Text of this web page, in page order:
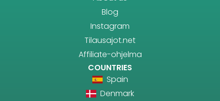
Blog
Instagram
Tilausajot.net
Affiliate-ohjelma
COUNTRIES
Spain
Denmark